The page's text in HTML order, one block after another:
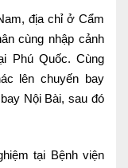
địa chỉ ở Cẩm
cùng nhập cảnh
Phú Quốc. Cùng
lên chuyến bay
Nội Bài, sau đó
tại Bệnh viện